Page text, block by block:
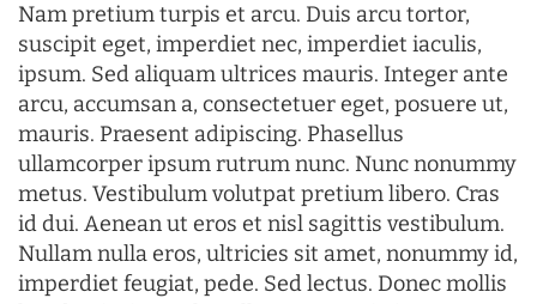
Nam pretium turpis et arcu. Duis arcu tortor,
suscipit eget, imperdiet nec, imperdiet iaculis,
ipsum. Sed aliquam ultrices mauris. Integer ante
arcu, accumsan a, consectetuer eget, posuere ut,
mauris. Praesent adipiscing. Phasellus
ullamcorper ipsum rutrum nunc. Nunc nonummy
metus. Vestibulum volutpat pretium libero. Cras
id dui. Aenean ut eros et nisl sagittis vestibulum.
Nullam nulla eros, ultricies sit amet, nonummy id,
imperdiet feugiat, pede. Sed lectus. Donec mollis